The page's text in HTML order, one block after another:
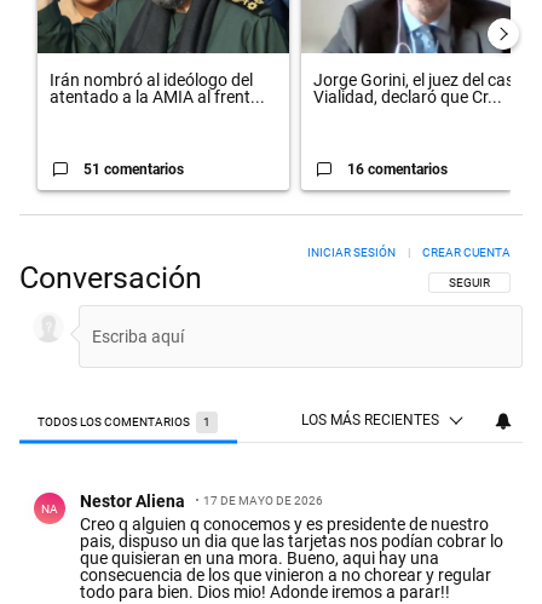
Irán nombró al ideólogo del
atentado a la AMIA al frent...
51 comentarios
Jorge Gorini, el juez del caso
Vialidad, declaró que Cr...
16 comentarios
Conversación SIGA ESTA
SEGUIR
INICIAR SESIÓN CREAR CUENTA
TODOS LOS COMENTARIOS 1 LOS MÁS RECIENTES
NA Nestor Aliena 17 DE MAYO DE 2026
Creo q alguien q conocemos y es presidente de nuestro
pais, dispuso un dia que las tarjetas nos podían cobrar lo
que quisieran en una mora. Bueno, aqui hay una
consecuencia de los que vinieron a no chorear y regular
todo para bien. Dios mio! Adonde iremos a parar!!